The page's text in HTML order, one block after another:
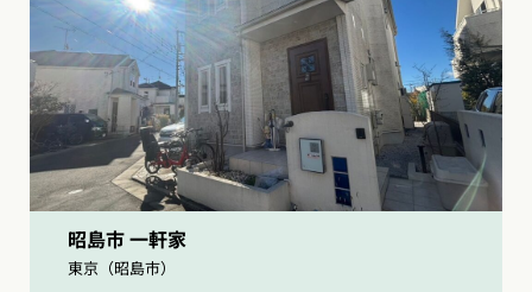
昭島市 一軒家
東京（昭島市）